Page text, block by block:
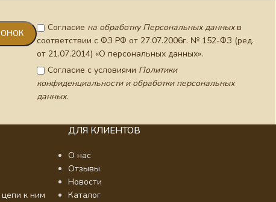
Согласие на обработку Персональных данныхв
соответствии с ФЗ РФ от 27.07.2006г. № 152-ФЗ (ред.
от 21.07.2014) «О персональных данных».
Согласие с условиями Политики
конфиденциальности и обработки персональных
данных.
к ним
ДЛЯ КЛИЕНТОВ
О нас
Отзывы
Новости
Каталог